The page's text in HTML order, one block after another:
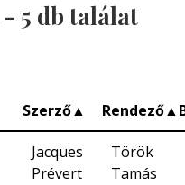
- 5 db találat
Szerző▲ Rendező▲
Jacques
Prévert
Török
Tamás